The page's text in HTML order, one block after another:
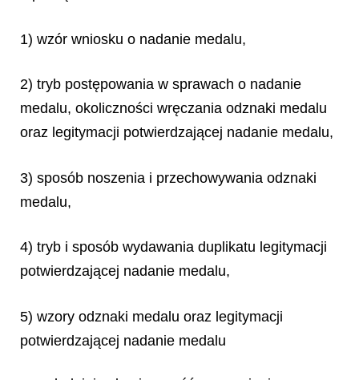
1) wzór wniosku o nadanie medalu,
2) tryb postępowania w sprawach o nadanie
medalu, okoliczności wręczania odznaki medalu
oraz legitymacji potwierdzającej nadanie medalu,
3) sposób noszenia i przechowywania odznaki
medalu,
4) tryb i sposób wydawania duplikatu legitymacji
potwierdzającej nadanie medalu,
5) wzory odznaki medalu oraz legitymacji
potwierdzającej nadanie medalu